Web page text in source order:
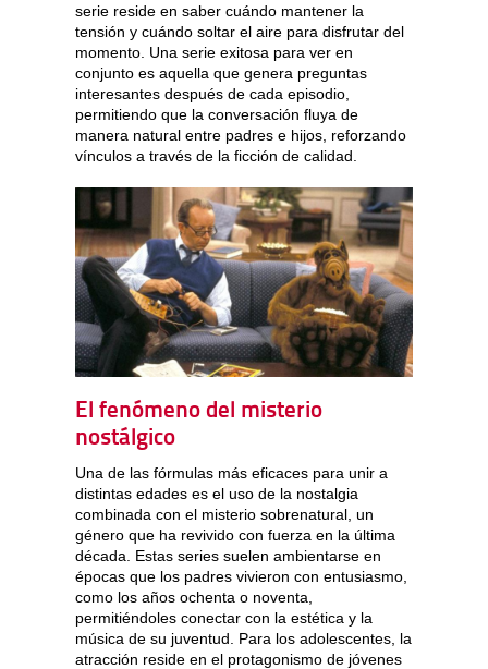
serie reside en saber cuándo mantener la
tensión y cuándo soltar el aire para disfrutar del
momento. Una serie exitosa para ver en
conjunto es aquella que genera preguntas
interesantes después de cada episodio,
permitiendo que la conversación fluya de
manera natural entre padres e hijos, reforzando
vínculos a través de la ficción de calidad.
El fenómeno del misterio
nostálgico
Una de las fórmulas más eficaces para unir a
distintas edades es el uso de la nostalgia
combinada con el misterio sobrenatural, un
género que ha revivido con fuerza en la última
década. Estas series suelen ambientarse en
épocas que los padres vivieron con entusiasmo,
como los años ochenta o noventa,
permitiéndoles conectar con la estética y la
música de su juventud. Para los adolescentes, la
atracción reside en el protagonismo de jóvenes